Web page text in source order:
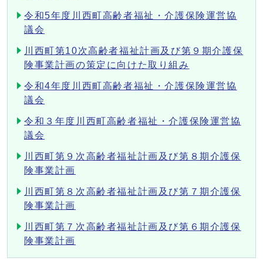
令和5年度川西町高齢者福祉・介護保険運営協
議会
川西町第10次高齢者福祉計画及び第９期介護保
険事業計画の策定に向けた取り組み
令和4年度川西町高齢者福祉・介護保険運営協
議会
令和３年度川西町高齢者福祉・介護保険運営協
議会
川西町第９次高齢者福祉計画及び第８期介護保
険事業計画
川西町第８次高齢者福祉計画及び第７期介護保
険事業計画
川西町第７次高齢者福祉計画及び第６期介護保
険事業計画